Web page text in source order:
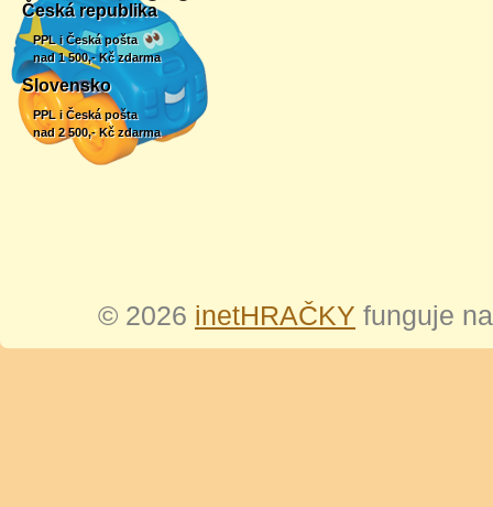
Česká republika
PPL i Česká pošta
nad 1 500,- Kč zdarma
Slovensko
PPL i Česká pošta
nad 2 500,- Kč zdarma
© 2026 inetHRAČKY funguje